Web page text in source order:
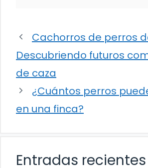
Cachorros de perros
Descubriendo futuros
de caza
¿Cuántos perros
en una finca?
Entradas recientes